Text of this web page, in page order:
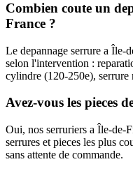
Combien coute un
France ?
Le depannage serrure a Île-
selon l'intervention :
cylindre (120-250e),
Avez-vous les pieces
Oui, nos serruriers a Île-de-
serrures et pieces les plus
sans attente de commande.